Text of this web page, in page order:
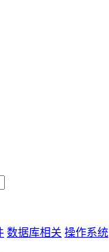
数据库相关 操作系统